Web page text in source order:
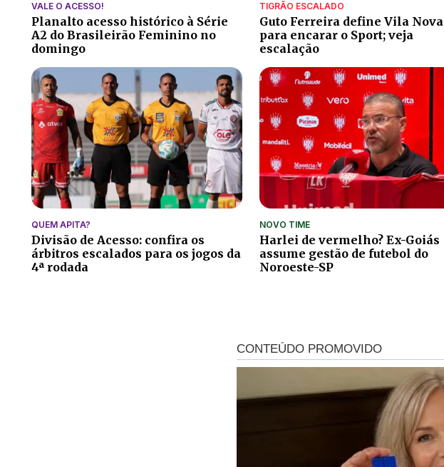
VALE O ACESSO!
Planalto acesso histórico à Série
A2 do Brasileirão Feminino no
domingo
TIGRÃO ESCALADO
Guto Ferreira define Vila Nova
para encarar o Sport; veja
escalação
QUEM APITA?
Divisão de Acesso: confira os
árbitros escalados para os jogos da
4ª rodada
NOVO TIME
Harlei de vermelho? Ex-Goiás
assume gestão de futebol do
Noroeste-SP